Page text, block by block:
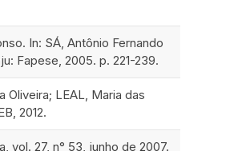
In: SÁ, Antônio Fernando
Fapese, 2005. p. 221-239.
Oliveira; LEAL, Maria das
2012.
vol. 27, n° 53, junho de 2007.